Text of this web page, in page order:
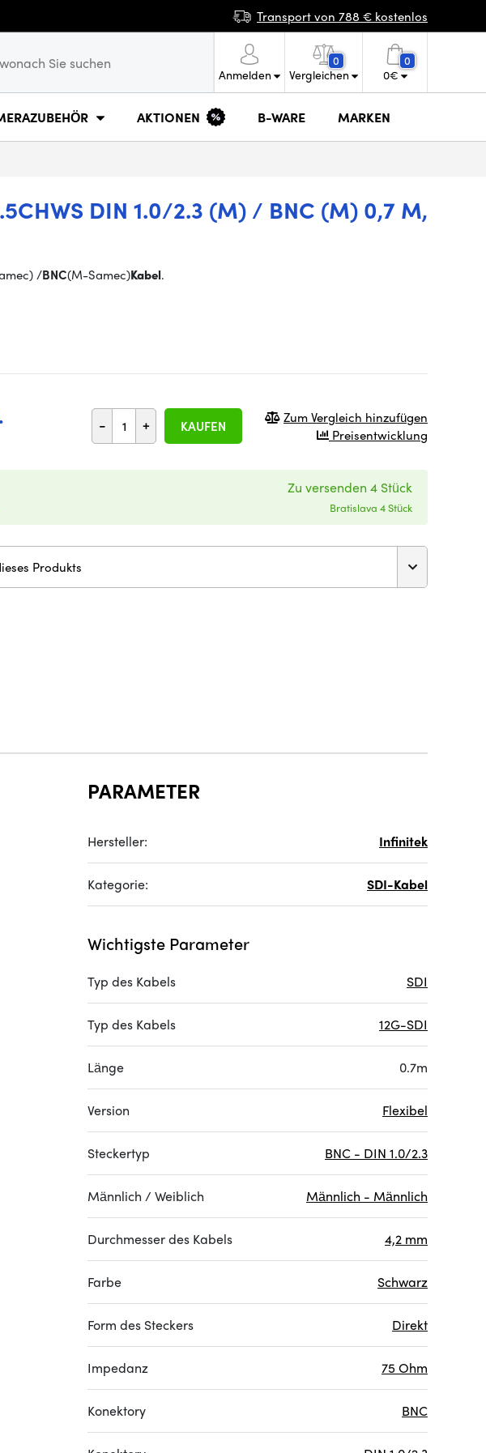
Transport von 788 € kostenlos
Anmelden
0
Vergleichen
0
0€
AKTIONEN B-WARE MARKEN
DIN 1.0/2.3 (M) / BNC (M) 0,7 M,
/BNC(M-Samec)Kabel.
- + KAUFEN
Zum Vergleich hinzufügen
Preisentwicklung
Zu versenden 4 Stück
Bratislava 4 Stück
Produkts
PARAMETER
Hersteller: Infinitek
Kategorie: SDI-Kabel
Wichtigste Parameter
Typ des Kabels SDI
Typ des Kabels 12G-SDI
Länge 0.7m
Version Flexibel
Steckertyp BNC - DIN 1.0/2.3
Männlich / Weiblich Männlich - Männlich
Durchmesser des Kabels 4,2 mm
Farbe Schwarz
Form des Steckers Direkt
Impedanz 75 Ohm
Konektory BNC